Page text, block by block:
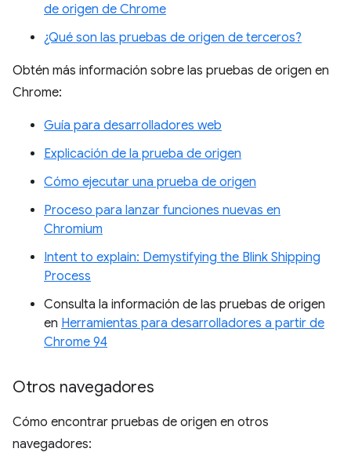
de origen de Chrome
¿Qué son las pruebas de origen de terceros?
Obtén más información sobre las pruebas de origen en
Chrome:
Guía para desarrolladores web
Explicación de la prueba de origen
Cómo ejecutar una prueba de origen
Proceso para lanzar funciones nuevas en
Chromium
Intent to explain: Demystifying the Blink Shipping
Process
Consulta la información de las pruebas de origen
en Herramientas para desarrolladores a partir de
Chrome 94
Otros navegadores
Cómo encontrar pruebas de origen en otros
navegadores: